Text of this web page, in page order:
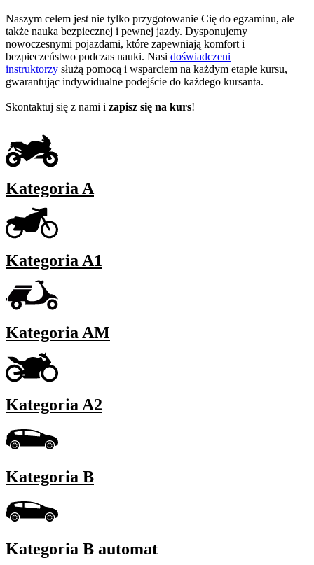
Naszym celem jest nie tylko przygotowanie Cię do egzaminu, ale
także nauka bezpiecznej i pewnej jazdy. Dysponujemy
nowoczesnymi pojazdami, które zapewniają komfort i
bezpieczeństwo podczas nauki. Nasi doświadczeni
instruktorzy służą pomocą i wsparciem na każdym etapie kursu,
gwarantując indywidualne podejście do każdego kursanta.
Skontaktuj się z nami i zapisz się na kurs!
Kategoria A
Kategoria A1
Kategoria AM
Kategoria A2
Kategoria B
Kategoria B automat